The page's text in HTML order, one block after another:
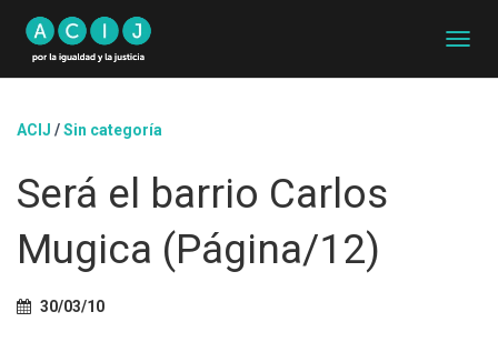
A
ACIJ /Sin categoría
Será el barrio Carlos
Mugica (Página/12)
30/03/10